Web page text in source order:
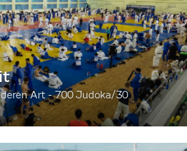
Art - 700 Judoka/30